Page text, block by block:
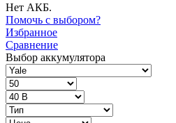
Нет АКБ.
Помочь с выбором?
Избранное
Сравнение
Выбор аккумулятора